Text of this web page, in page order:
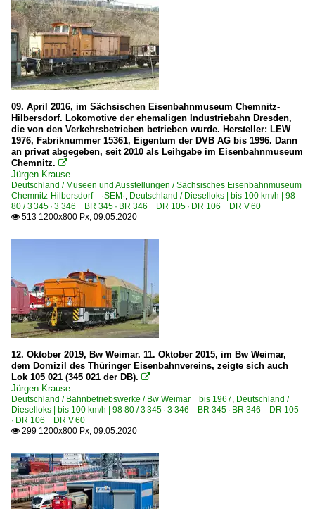
09. April 2016, im Sächsischen Eisenbahnmuseum Chemnitz-
Hilbersdorf. Lokomotive der ehemaligen Industriebahn Dresden,
die von den Verkehrsbetrieben betrieben wurde. Hersteller: LEW
1976, Fabriknummer 15361, Eigentum der DVB AG bis 1996. Dann
an privat abgegeben, seit 2010 als Leihgabe im Eisenbahnmuseum
Chemnitz. 
Jürgen Krause
Deutschland / Museen und Ausstellungen / Sächsisches Eisenbahnmuseum
Chemnitz-Hilbersdorf ·SEM·, Deutschland / Dieselloks | bis 100 km/h | 98
80 / 3 345 · 3 346 BR 345 · BR 346 DR 105 · DR 106 DR V 60
 513 1200x800 Px, 09.05.2020
12. Oktober 2019, Bw Weimar. 11. Oktober 2015, im Bw Weimar,
dem Domizil des Thüringer Eisenbahnvereins, zeigte sich auch
Lok 105 021 (345 021 der DB). 
Jürgen Krause
Deutschland / Bahnbetriebswerke / Bw Weimar bis 1967, Deutschland /
Dieselloks | bis 100 km/h | 98 80 / 3 345 · 3 346 BR 345 · BR 346 DR 105
· DR 106 DR V 60
 299 1200x800 Px, 09.05.2020